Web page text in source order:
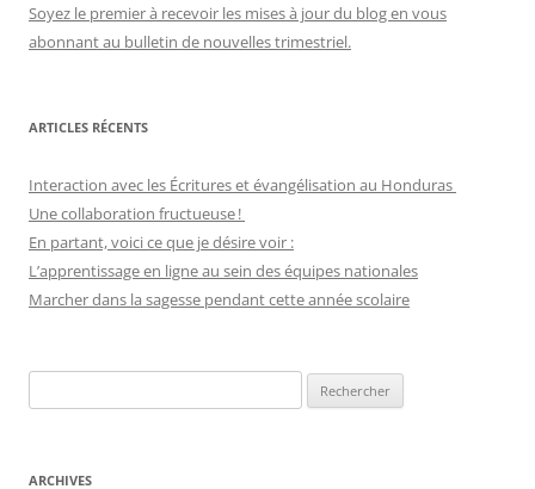
Soyez le premier à recevoir les mises à jour du blog en vous
abonnant au bulletin de nouvelles trimestriel.
ARTICLES RÉCENTS
Interaction avec les Écritures et évangélisation au Honduras
Une collaboration fructueuse !
En partant, voici ce que je désire voir :
L’apprentissage en ligne au sein des équipes nationales
Marcher dans la sagesse pendant cette année scolaire
pour :
ARCHIVES